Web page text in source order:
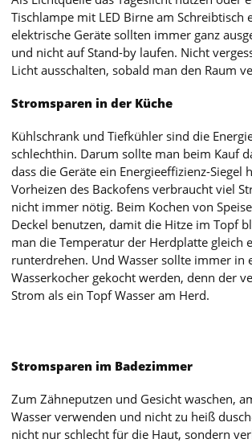
Tischlampe mit LED Birne am Schreibtisch
elektrische Geräte sollten immer ganz
und nicht auf Stand-by laufen. Nicht
Licht ausschalten, sobald man den Raum
Stromsparen in der Küche
Kühlschrank und Tiefkühler sind die
schlechthin. Darum sollte man beim Kauf
dass die Geräte ein Energieeffizienz-Siegel
Vorheizen des Backofens verbraucht viel
nicht immer nötig. Beim Kochen von
Deckel benutzen, damit die Hitze im Topf
man die Temperatur der Herdplatte gleich
runterdrehen. Und Wasser sollte immer in
Wasserkocher gekocht werden, denn der
Strom als ein Topf Wasser am Herd.
Stromsparen im Badezimmer
Zum Zähneputzen und Gesicht waschen,
Wasser verwenden und nicht zu heiß
nicht nur schlecht für die Haut, sondern